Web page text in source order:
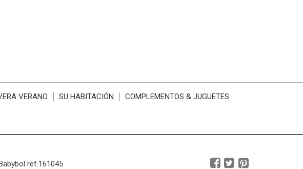
VERANO SU HABITACIÓN COMPLEMENTOS & JUGUETES
ref.161045